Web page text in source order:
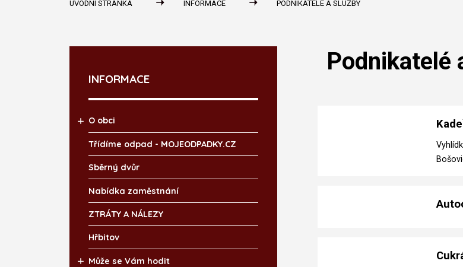
ÚVODNÍ STRÁNKA INFORMACE PODNIKATELÉ A SLUŽBY
Podnikatelé
INFORMACE
O obci
Třídíme odpad - MOJEODPADKY.CZ
Sběrný dvůr
Nabídka zaměstnání
ZTRÁTY A NÁLEZY
Hřbitov
Může se Vám hodit